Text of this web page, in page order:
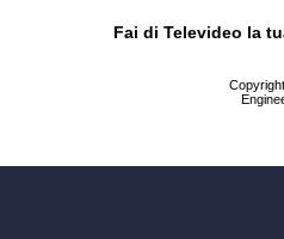
Fai di Televideo la